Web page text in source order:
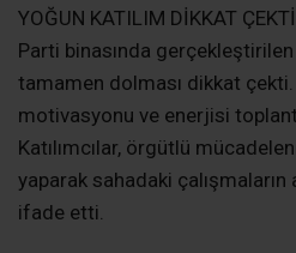
politikalar, yerel sorunlar ve
temsili üzerine karşılıklı görüş
Kadınların karar alma
almasının gerekliliği özellikle